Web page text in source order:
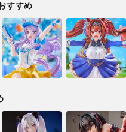
すすめ